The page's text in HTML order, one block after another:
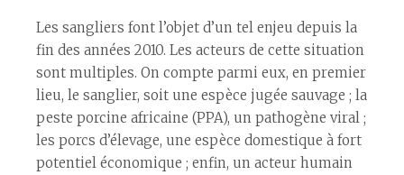
Les sangliers font l’objet d’un tel enjeu depuis la
fin des années 2010. Les acteurs de cette situation
sont multiples. On compte parmi eux, en premier
lieu, le sanglier, soit une espèce jugée sauvage ; la
peste porcine africaine (PPA), un pathogène viral ;
les porcs d’élevage, une espèce domestique à fort
potentiel économique ; enfin, un acteur humain